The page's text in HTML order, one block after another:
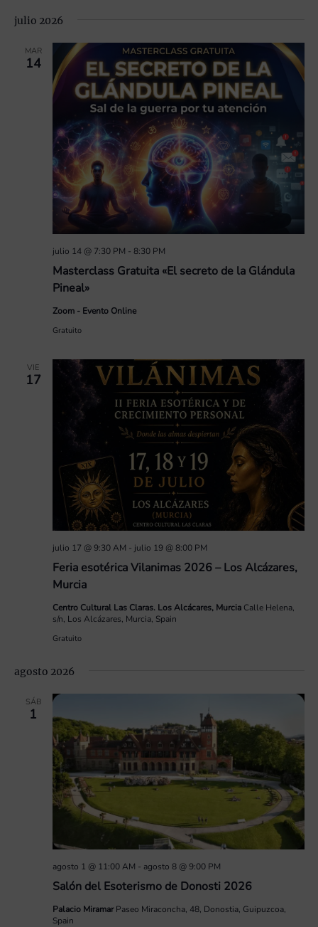
julio 2026
MAR
14
Masterclass Gratuita «El secreto de la Glándula
Pineal»
julio 14 @ 7:30 PM - 8:30 PM
Zoom - Evento Online
Gratuito
VIE
17
Feria esotérica Vilanimas 2026 – Los Alcázares,
Murcia
julio 17 @ 9:30 AM - julio 19 @ 8:00 PM
Centro Cultural Las Claras. Los Alcácares, Murcia Calle Helena,
s/n, Los Alcázares, Murcia, Spain
Gratuito
agosto 2026
SÁB
1
Salón del Esoterismo de Donosti 2026
agosto 1 @ 11:00 AM - agosto 8 @ 9:00 PM
Palacio MiramarPaseo Miraconcha, 48, Donostia, Guipuzcoa,
Spain